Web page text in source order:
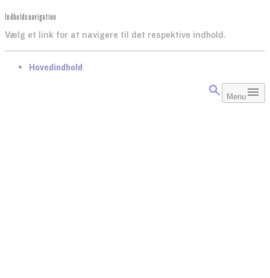
Indholdsnavigation
Vælg et link for at navigere til det respektive indhold.
gå til
Hovedindhold
Menu